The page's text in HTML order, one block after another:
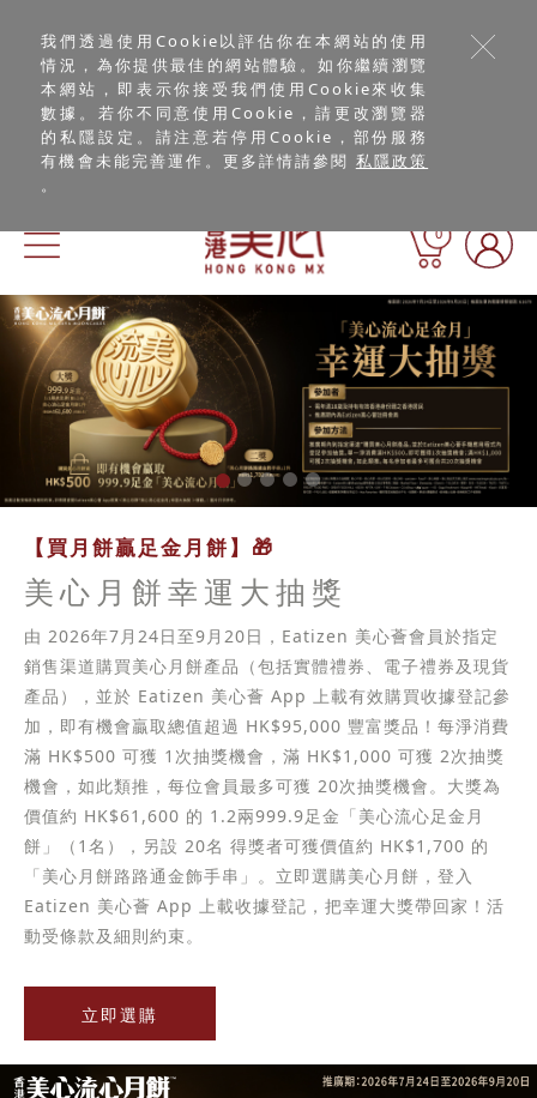
我們透過使用Cookie以評估你在本網站的使用
情況，為你提供最佳的網站體驗。如你繼續瀏覽
本網站，即表示你接受我們使用Cookie來收集
數據。若你不同意使用Cookie，請更改瀏覽器
的私隱設定。請注意若停用Cookie，部份服務
有機會未能完善運作。更多詳情請參閱 私隱政策
。
0
【買月餅贏足金月餅】🎁
美心月餅幸運大抽獎
由 2026年7月24日至9月20日，Eatizen 美心薈會員於指定
銷售渠道購買美心月餅產品（包括實體禮券、電子禮券及現貨
產品），並於 Eatizen 美心薈 App 上載有效購買收據登記參
加，即有機會贏取總值超過 HK$95,000 豐富獎品！每淨消費
滿 HK$500 可獲 1次抽獎機會，滿 HK$1,000 可獲 2次抽獎
機會，如此類推，每位會員最多可獲 20次抽獎機會。大獎為
價值約 HK$61,600 的 1.2兩999.9足金「美心流心足金月
餅」（1名），另設 20名 得獎者可獲價值約 HK$1,700 的
「美心月餅路路通金飾手串」。立即選購美心月餅，登入
Eatizen 美心薈 App 上載收據登記，把幸運大獎帶回家！活
動受條款及細則約束。
立即選購